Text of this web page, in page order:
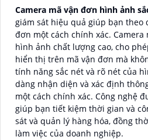
Camera mã vận đơn hình ảnh
giám sát hiệu quả giúp bạn theo
đơn một cách chính xác. Camera
hình ảnh chất lượng cao, cho
hiển thị trên mã vận đơn mà
tính năng sắc nét và rõ nét của
dàng nhận diện và xác định
một cách chính xác. Công nghệ
giúp bạn tiết kiệm thời gian và
sát và quản lý hàng hóa, đồng
làm việc của doanh nghiệp.